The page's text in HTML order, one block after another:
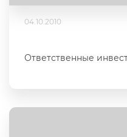
04.10.2010
Ответственные